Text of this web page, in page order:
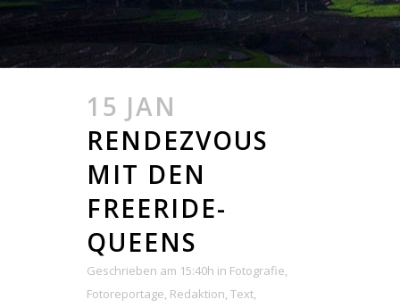
15 JAN
RENDEZVOUS
MIT DEN
FREERIDE-
QUEENS
Geschrieben am 15:40h in Fotografie,
Fotoreportage, Redaktion, Text,